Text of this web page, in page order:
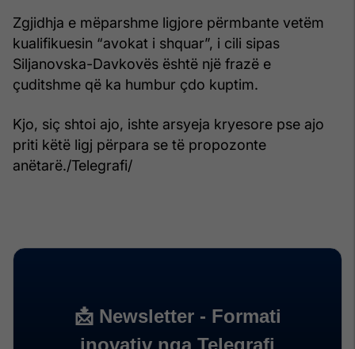
Zgjidhja e mëparshme ligjore përmbante vetëm
kualifikuesin “avokat i shquar”, i cili sipas
Siljanovska-Davkovës është një frazë e
çuditshme që ka humbur çdo kuptim.
Kjo, siç shtoi ajo, ishte arsyeja kryesore pse ajo
priti këtë ligj përpara se të propozonte
anëtarë./Telegrafi/